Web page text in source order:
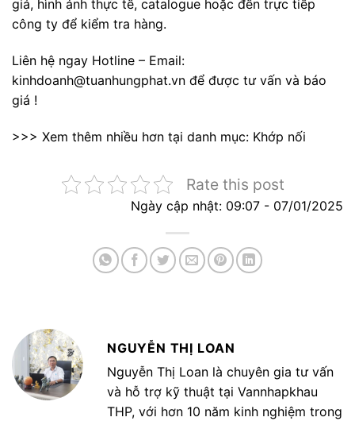
giá, hình ảnh thực tế, catalogue hoặc đến trực tiếp
công ty để kiểm tra hàng.
Liên hệ ngay Hotline – Email:
kinhdoanh@tuanhungphat.vn để được tư vấn và báo
giá !
>>> Xem thêm nhiều hơn tại danh mục: Khớp nối
Rate this post
Ngày cập nhật: 09:07 - 07/01/2025
NGUYỄN THỊ LOAN
Nguyễn Thị Loan là chuyên gia tư vấn
và hỗ trợ kỹ thuật tại Vannhapkhau
THP, với hơn 10 năm kinh nghiệm trong